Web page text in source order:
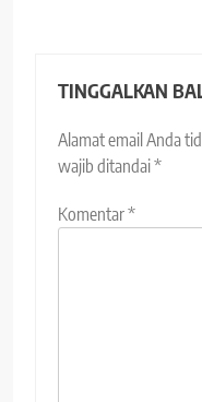
TINGGALKAN
Alamat email Anda
wajib ditandai*
Komentar*